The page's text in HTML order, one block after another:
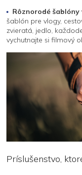
Rôznorodé šablóny
šablón pre vlogy,
zvieratá, jedlo,
vychutnajte si filmový
Príslušenstvo,